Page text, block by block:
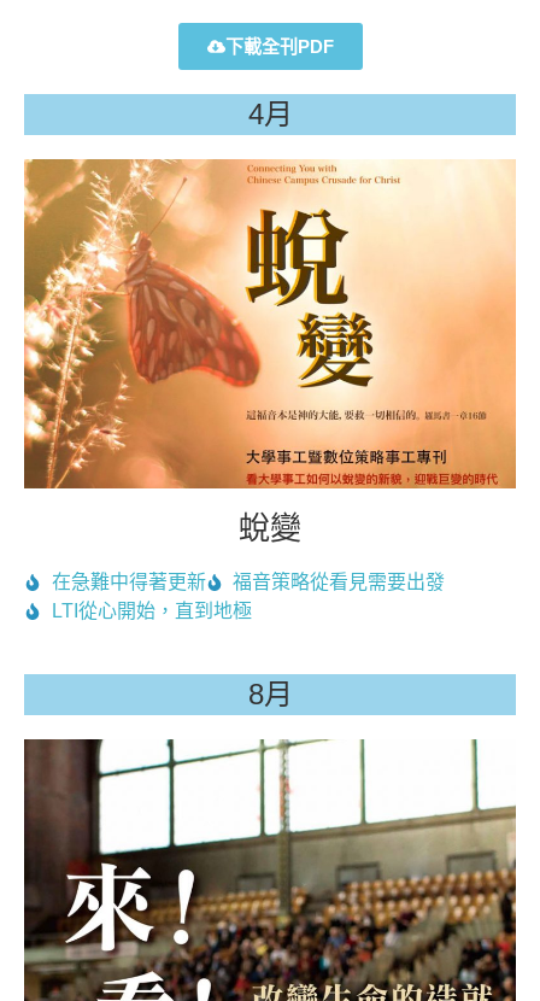
下載全刊PDF
4月
蛻變
在急難中得著更新
福音策略從看見需要出發
LTI從心開始，直到地極
8月